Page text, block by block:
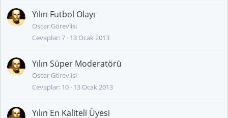
Yılın Futbol Olayı
Oscar Görevlisi
Cevaplar 7 13 Ocak 2013
Yılın Süper Moderatörü
Oscar Görevlisi
Cevaplar 10 13 Ocak 2013
Yılın En Kaliteli Üyesi